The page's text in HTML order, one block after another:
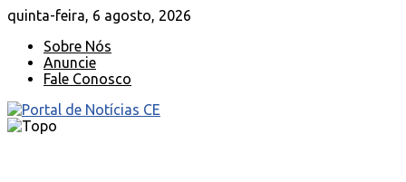
quinta-feira, 6 agosto, 2026
Sobre Nós
Anuncie
Fale Conosco